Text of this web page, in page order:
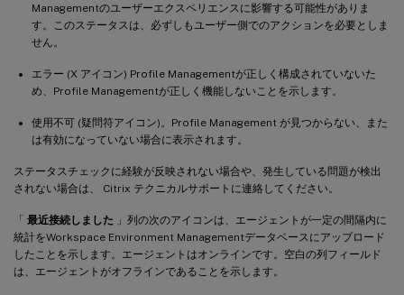
Managementのユーザーエクスペリエンスに影響する可能性がありま
す。このステータスは、必ずしもユーザー側でのアクションを必要としま
せん。
エラー (X アイコン) Profile Managementが正しく構成されていないた
め、Profile Managementが正しく機能しないことを示します。
使用不可 (疑問符アイコン)。Profile Management が見つからない、また
は有効になっていない場合に表示されます。
ステータスチェックに経験が反映されない場合や、発生している問題が検出
されない場合は、 Citrix テクニカルサポートに連絡してください。
「 最近接続しました 」列の次のアイコンは、エージェントが一定の間隔内に
統計をWorkspace Environment Managementデータベースにアップロード
したことを示します。エージェントはオンラインです。空白の列フィールド
は、エージェントがオフラインであることを示します。